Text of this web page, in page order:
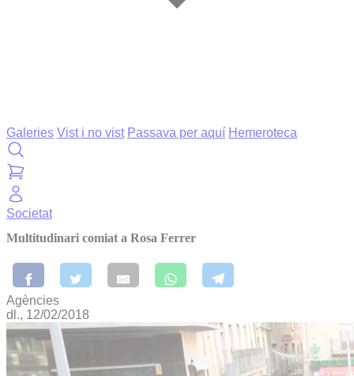
Galeries Vist i no vist Passava per aquí Hemeroteca
Societat
Multitudinari comiat a Rosa Ferrer
Agències
dl., 12/02/2018